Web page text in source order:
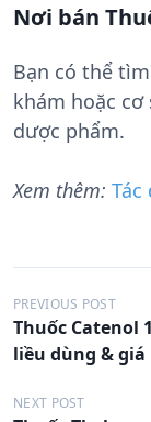
Nơi bán
Bạn có thể
khám hoặc
dược phẩm.
Xem thêm:
Đ
i
u
PREVIOUS POST
Thuốc Catenol
liều dùng & giá
NEXT POST